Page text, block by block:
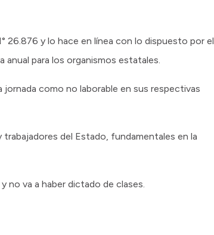
26.876 y lo hace en línea con lo dispuesto por el
para los organismos estatales.
como no laborable en sus respectivas
del Estado, fundamentales en la
no va a haber dictado de clases.